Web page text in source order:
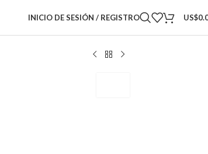
INICIO DE SESIÓN / REGISTRO US$